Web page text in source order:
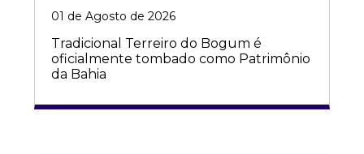
01 de Agosto de 2026
Tradicional Terreiro do Bogum é
oficialmente tombado como Patrimônio
da Bahia